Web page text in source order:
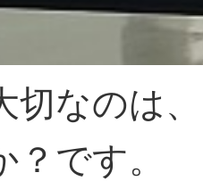
切なのは
です。